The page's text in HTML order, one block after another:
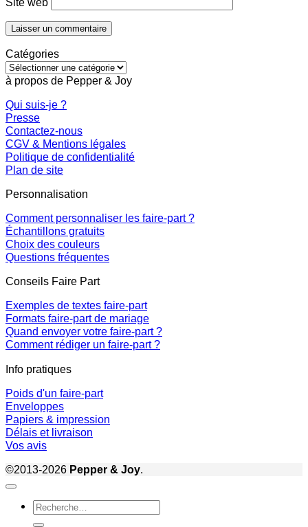
Catégories
Catégories
à propos de Pepper & Joy
Qui suis-je ?
Presse
Contactez-nous
CGV & Mentions légales
Politique de confidentialité
Plan de site
Personnalisation
Comment personnaliser les faire-part ?
Échantillons gratuits
Choix des couleurs
Questions fréquentes
Conseils Faire Part
Exemples de textes faire-part
Formats faire-part de mariage
Quand envoyer votre faire-part ?
Comment rédiger un faire-part ?
Info pratiques
Poids d'un faire-part
Enveloppes
Papiers & impression
Délais et livraison
Vos avis
©2013-2026 Pepper & Joy.
Recherche
pour :